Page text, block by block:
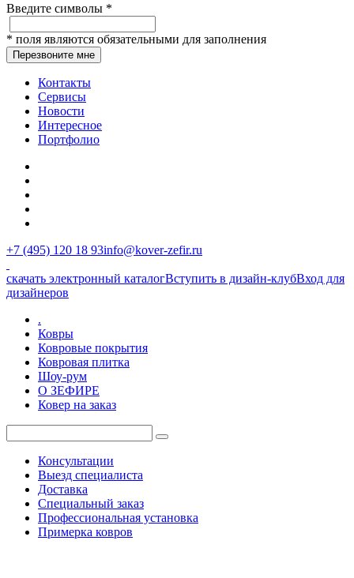
Введите символы *
* поля являются обязательными для заполнения
Перезвоните мне
Контакты
Сервисы
Новости
Интересное
Портфолио
+7 (495) 120 18 93info@kover-zefir.ru
скачать электронный каталогВступить в дизайн-клубВход для
дизайнеров
.
Ковры
Ковровые покрытия
Ковровая плитка
Шоу-рум
О ЗЕФИРЕ
Ковер на заказ
Консультации
Выезд специалиста
Доставка
Специальный заказ
Профессиональная установка
Примерка ковров